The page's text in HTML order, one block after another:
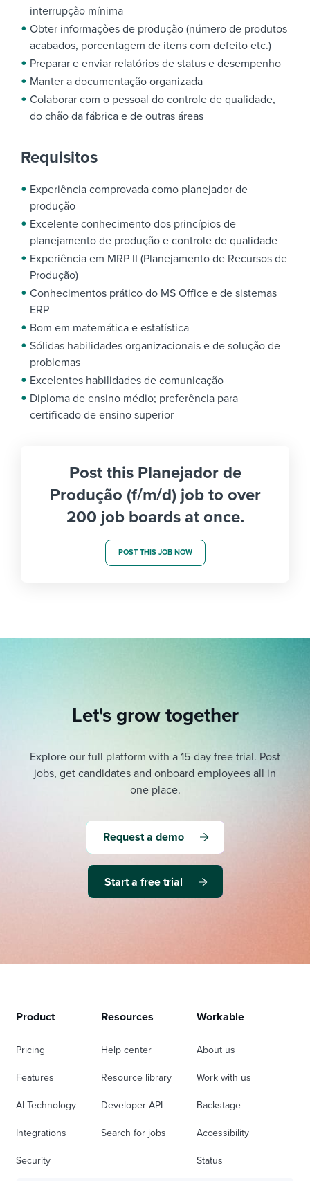
interrupção mínima
Obter informações de produção (número de produtos
acabados, porcentagem de itens com defeito etc.)
Preparar e enviar relatórios de status e desempenho
Manter a documentação organizada
Colaborar com o pessoal do controle de qualidade,
do chão da fábrica e de outras áreas
Requisitos
Experiência comprovada como planejador de
produção
Excelente conhecimento dos princípios de
planejamento de produção e controle de qualidade
Experiência em MRP II (Planejamento de Recursos de
Produção)
Conhecimentos prático do MS Office e de sistemas
ERP
Bom em matemática e estatística
Sólidas habilidades organizacionais e de solução de
problemas
Excelentes habilidades de comunicação
Diploma de ensino médio; preferência para
certificado de ensino superior
Post this Planejador de
Produção (f/m/d) job to over
200 job boards at once.
POST THIS JOB NOW
Let's grow together
Explore our full platform with a 15-day free trial. Post
jobs, get candidates and onboard employees all in
one place.
Request a demo
Start a free trial
Product
Pricing
Features
AI Technology
Integrations
Security
Resources
Help center
Resource library
Developer API
Search for jobs
Workable
About us
Work with us
Backstage
Accessibility
Status